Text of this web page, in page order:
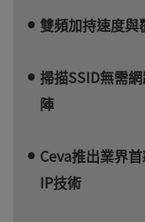
雙頻加持速度
掃描SSID無需
陣
Ceva推出業界
IP技術